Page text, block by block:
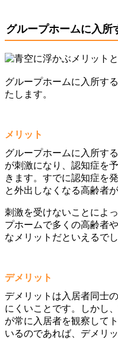
グループホームに入所
グループホームに入所す
たします。
メリット
グループホームに入所す
が刺激になり、認知症を
きます。すでに認知症を
と外出しなくなる高齢者が
刺激を受けないことによ
プホームで多くの高齢者
なメリットだといえるでし
デメリット
デメリットは入居者同士
にくいことです。しかし
が常に入居者を観察して
いるのであれば、デメリ